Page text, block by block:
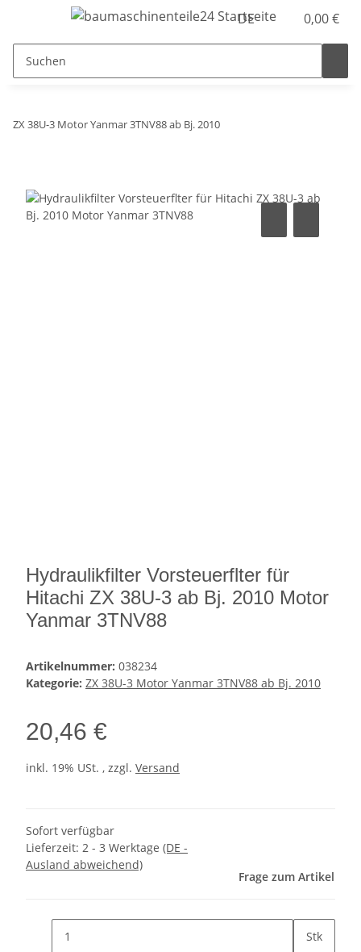
DE 0,00 €
ZX 38U-3 Motor Yanmar 3TNV88 ab Bj. 2010
Hydraulikfilter Vorsteuerflter für
Hitachi ZX 38U-3 ab Bj. 2010 Motor
Yanmar 3TNV88
Artikelnummer: 038234
Kategorie: ZX 38U-3 Motor Yanmar 3TNV88 ab Bj. 2010
20,46 €
inkl. 19% USt. , zzgl. Versand
Sofort verfügbar
Lieferzeit: 2 - 3 Werktage (DE -
Ausland abweichend)
Frage zum Artikel
Stk